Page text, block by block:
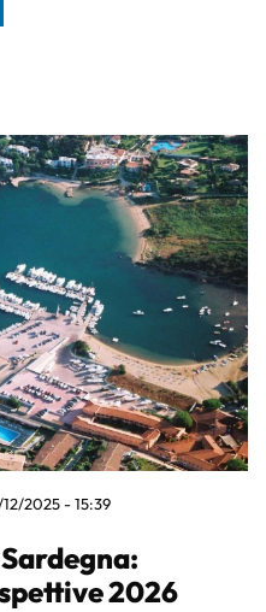
2025 - 15:39
2026